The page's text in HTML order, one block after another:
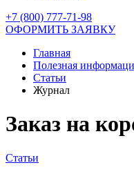
+7 (800) 777-71-98
ОФОРМИТЬ ЗАЯВКУ
Главная
Полезная
Статьи
Журнал
Заказ на
Статьи